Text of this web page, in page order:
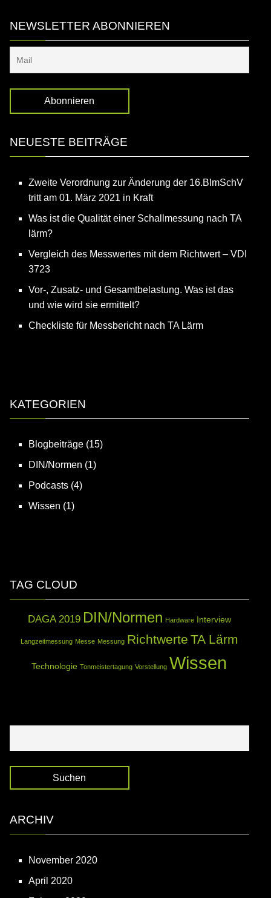
NEWSLETTER ABONNIEREN
NEUESTE BEITRÄGE
Zweite Verordnung zur Änderung der 16.BImSchV
tritt am 01. März 2021 in Kraft
Was ist die Qualität einer Schallmessung nach TA
lärm?
Vergleich des Messwertes mit dem Richtwert – VDI
3723
Vor-, Zusatz- und Gesamtbelastung. Was ist das
und wie wird sie ermittelt?
Checkliste für Messbericht nach TA Lärm
KATEGORIEN
Blogbeiträge (15)
DIN/Normen (1)
Podcasts (4)
Wissen (1)
TAG CLOUD
DAGA 2019 DIN/Normen Hardware Interview
Langzeitmessung Messe Messung Richtwerte TA Lärm
Technologie Tonmeistertagung Vorstellung Wissen
ARCHIV
November 2020
April 2020